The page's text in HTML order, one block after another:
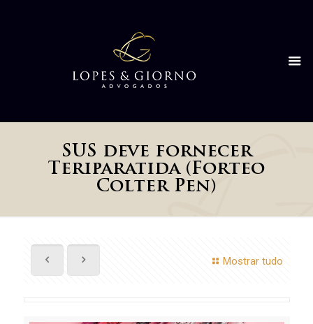
SUS deve fornecer
Teriparatida (Forteo
Colter Pen)
Mostrar tudo